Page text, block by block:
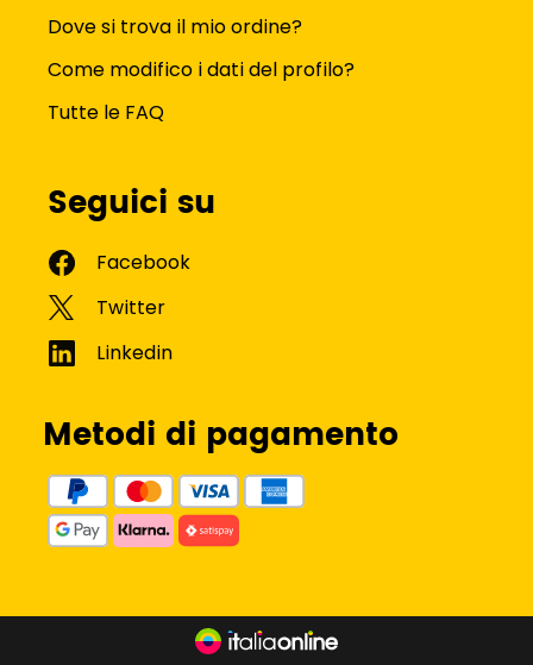
Dove si trova il mio ordine?
Come modifico i dati del profilo?
Tutte le FAQ
Seguici su
Metodi di pagamento